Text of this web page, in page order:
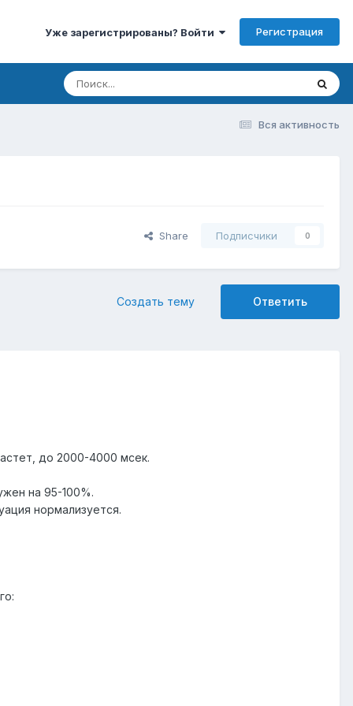
Уже зарегистрированы? Войти Регистрация
Вся активность
Share Подписчики 0
Ответить
Создать тему
до 2000-4000 мсек.
на 95-100%.
нормализуется.